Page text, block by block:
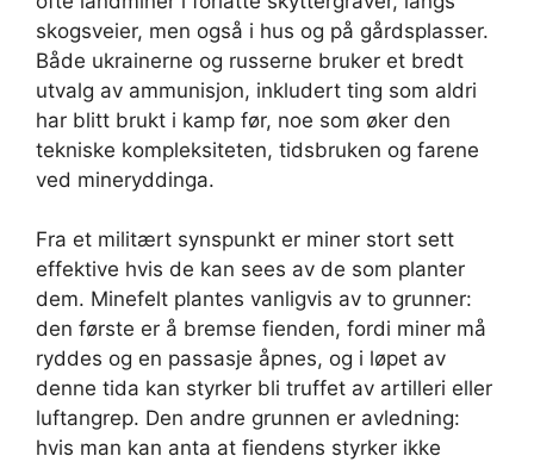
skogsveier, men også i hus og på gårdsplasser.
Både ukrainerne og russerne bruker et bredt
utvalg av ammunisjon, inkludert ting som aldri
har blitt brukt i kamp før, noe som øker den
tekniske kompleksiteten, tidsbruken og farene
ved mineryddinga.
Fra et militært synspunkt er miner stort sett
effektive hvis de kan sees av de som planter
dem. Minefelt plantes vanligvis av to grunner:
den første er å bremse fienden, fordi miner må
ryddes og en passasje åpnes, og i løpet av
denne tida kan styrker bli truffet av artilleri eller
luftangrep. Den andre grunnen er avledning:
hvis man kan anta at fiendens styrker ikke